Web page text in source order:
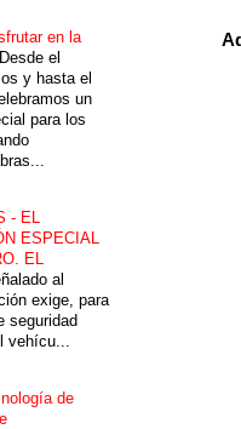
en la
Desde el
y hasta el
un
para los
- EL
ESPECIAL
EL
al
exige, para
seguridad
vehícu...
de